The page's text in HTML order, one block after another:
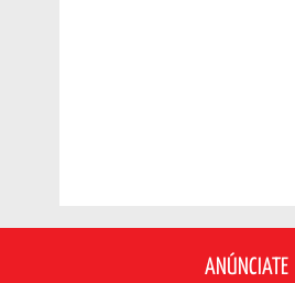
ANÚNCIATE